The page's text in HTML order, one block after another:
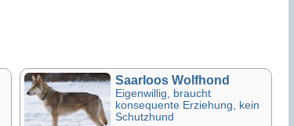
Saarloos Wolfhond
Eigenwillig, braucht
konsequente Erziehung, kein
Schutzhund